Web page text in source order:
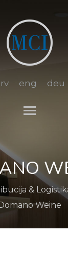
eng deu
&
Weine